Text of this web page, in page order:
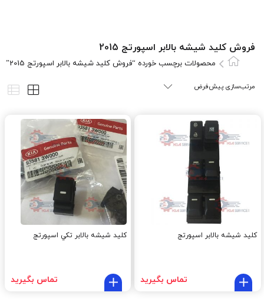
فروش کليد شيشه بالابر اسپورتج 2015
محصولات برچسب خورده “فروش کليد شيشه بالابر اسپورتج 2015”
کليد شيشه بالابر اسپورتج
تماس بگیرید
کليد شيشه بالابر تکي اسپورتج
تماس بگیرید